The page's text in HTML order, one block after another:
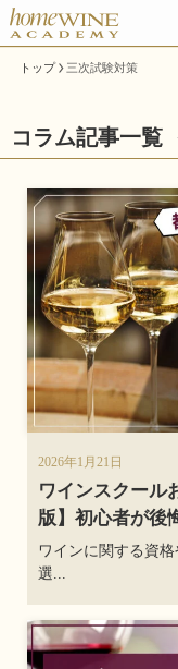
トップ 三次試験対策
コラム記事一覧
2026年1月21日
ワインスクール
版】初心者が後
ワインに関する資
選...